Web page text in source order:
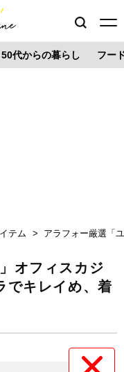
50代からの暮らし フー
テム アラフォー厳選「
オフィスカジ
でキレイめ、着